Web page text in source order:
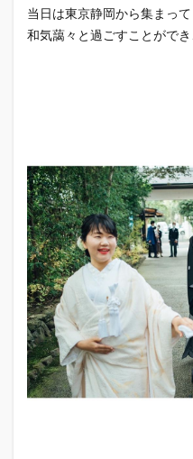
当日は東京静岡から集まっ
和気藹々と過ごすことができ